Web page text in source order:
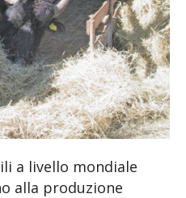
a livello mondiale
alla produzione